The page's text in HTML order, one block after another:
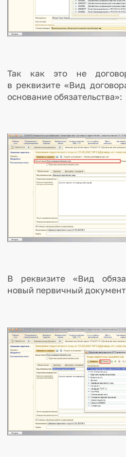
Так как это не
в реквизите «Вид
основание обязательства»:
В реквизите «Вид
новый первичный